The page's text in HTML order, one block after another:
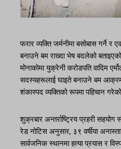
फरार व्यक्ति जर्मनीमा बसोबास गर्ने र
बनाउने बम राख्दा भेष बदलेको
मोनाकोमा युक्रेनी करोडपति वादिम
सदस्यहरूलाई घाइते बनाउने बम
शंकास्पद व्यक्तिको रूपमा पहिचान
शुक्रबार अन्तर्राष्ट्रिय प्रहरी
रेड नोटिस अनुसार, ३९ वर्षीया
सार्वजनिक स्थानमा हत्या प्रयास र